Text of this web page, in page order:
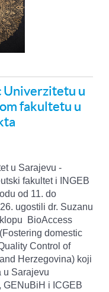
Univerzitetu u
fakultetu u
u Sarajevu -
fakultet i INGEB
od 11. do
ugostili dr. Suzanu
BioAccess
domestic
Control of
Herzegovina) koji
u Sarajevu
GENuBiH i ICGEB